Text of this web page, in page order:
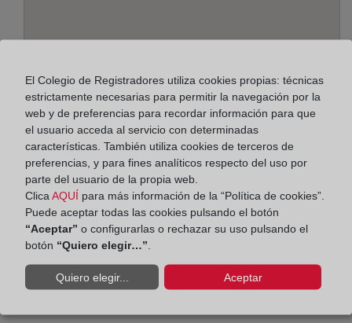
Dirección:
Barcelona 92, 100, 46900
Horario:
De lunes a viernes de 09:00 a 17:00 horas
Agosto: De lunes a viernes de 09:00 a 14:00 horas
Los días 24 y 31 de diciembre de 09:00 a 14:00
El Colegio de Registradores utiliza cookies propias: técnicas
estrictamente necesarias para permitir la navegación por la
web y de preferencias para recordar información para que
el usuario acceda al servicio con determinadas
características. También utiliza cookies de terceros de
preferencias, y para fines analíticos respecto del uso por
parte del usuario de la propia web.
Clica AQUÍ para más información de la “Política de cookies”.
Puede aceptar todas las cookies pulsando el botón
“Aceptar” o configurarlas o rechazar su uso pulsando el
botón “Quiero elegir…”
Quiero elegir... Aceptar